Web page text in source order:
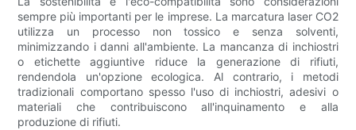
sempre più importanti per le imprese. La marcatura laser CO2
utilizza un processo non tossico e senza solventi,
minimizzando i danni all'ambiente. La mancanza di inchiostri
o etichette aggiuntive riduce la generazione di rifiuti,
rendendola un'opzione ecologica. Al contrario, i metodi
tradizionali comportano spesso l'uso di inchiostri, adesivi o
materiali che contribuiscono all'inquinamento e alla
produzione di rifiuti.